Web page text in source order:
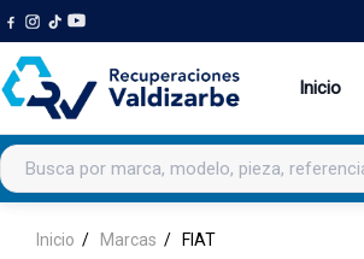
Inicio
Buscar productos
Inicio Marcas FIAT